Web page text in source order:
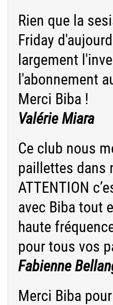
Rien que la
Friday
largement
l'abonnement
Merci Biba !
Valérie Miara
Ce club nous
paillettes dans
ATTENTION
avec Biba tout
haute
pour tous vos
Fabienne
Merci Biba